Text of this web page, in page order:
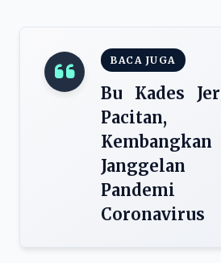
BACA JUGA
Bu Kades
Coronavirus